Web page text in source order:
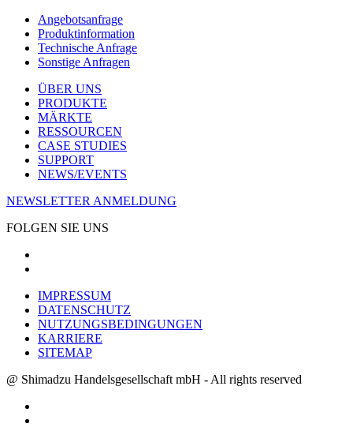
Angebotsanfrage
Produktinformation
Technische Anfrage
Sonstige Anfragen
ÜBER UNS
PRODUKTE
MÄRKTE
RESSOURCEN
CASE STUDIES
SUPPORT
NEWS/EVENTS
NEWSLETTER ANMELDUNG
FOLGEN SIE UNS
IMPRESSUM
DATENSCHUTZ
NUTZUNGSBEDINGUNGEN
KARRIERE
SITEMAP
@ Shimadzu Handelsgesellschaft mbH - All rights reserved